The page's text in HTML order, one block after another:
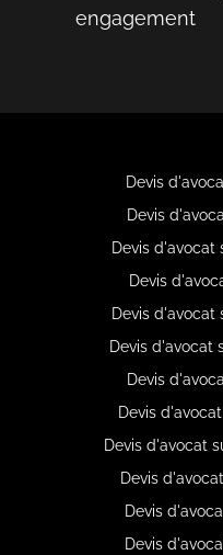
engagement
Devis
Devis
Devis d'avocat
Devis
Devis d'avocat
Devis d'avocat
Devis
Devis
Devis d'avocat
Devis
Devis
Devis